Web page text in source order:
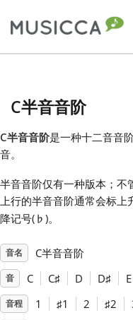
Български
Deutsch
English
Español
C半音音阶
C半音音阶是一种十二音音
音。
半音音阶仅有一种版本；不
上行的半音音阶通常会标上
降记号( ♭ )。
音名 C半音音阶
音 C C♯ D D♯ E
音程 1 ♯1 2 ♯2